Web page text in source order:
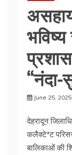
‘‘नंदा-
June 25, 2025
देहरादून
कलैक्टेªट परिसर
बालिकाओं की